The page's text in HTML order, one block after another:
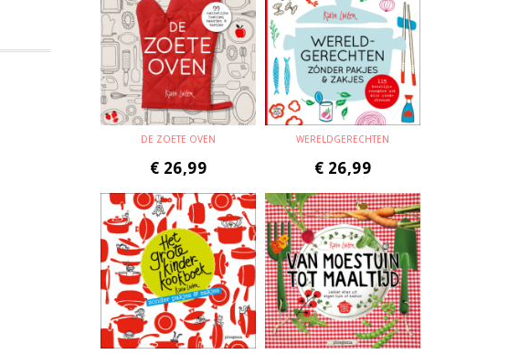
DE ZOETE OVEN
€ 26,99
WERELDGERECHTEN
€ 26,99